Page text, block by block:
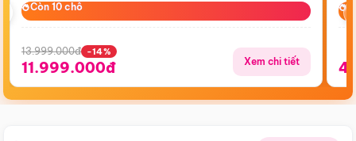
Còn 10 chỗ
Còn 10 chỗ
13.999.000đ -14%
11.999.000đ Xem chi tiết